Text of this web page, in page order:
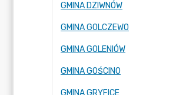
GMINA DZIWNÓW
GMINA GOLCZEWO
GMINA GOLENIÓW
GMINA GOŚCINO
GMINA GRYFICE